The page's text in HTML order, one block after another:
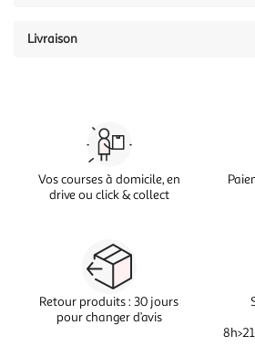
Livraison
Vos courses à domicile, en
drive ou click & collect
Retour produits : 30 jours
pour changer d’avis